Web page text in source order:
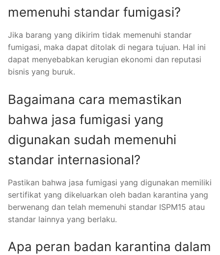
memenuhi standar fumigasi?
Jika barang yang dikirim tidak memenuhi standar
fumigasi, maka dapat ditolak di negara tujuan. Hal ini
dapat menyebabkan kerugian ekonomi dan reputasi
bisnis yang buruk.
Bagaimana cara memastikan
bahwa jasa fumigasi yang
digunakan sudah memenuhi
standar internasional?
Pastikan bahwa jasa fumigasi yang digunakan memiliki
sertifikat yang dikeluarkan oleh badan karantina yang
berwenang dan telah memenuhi standar ISPM15 atau
standar lainnya yang berlaku.
Apa peran badan karantina dalam